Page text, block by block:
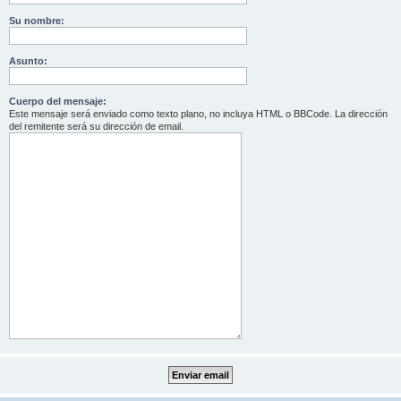
Su nombre:
Asunto:
Cuerpo del mensaje:
Este mensaje será enviado como texto plano, no incluya HTML o BBCode. La dirección
del remitente será su dirección de email.